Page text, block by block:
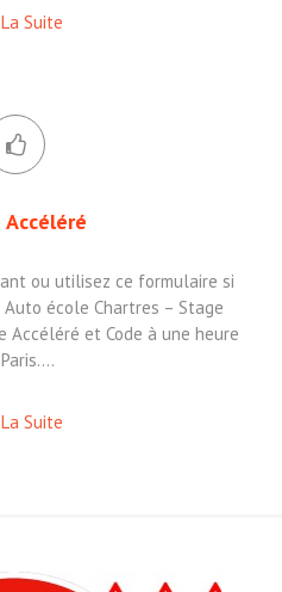
Suite
Accéléré
ou utilisez ce formulaire si
école Chartres – Stage
Accéléré et Code à une heure
Suite